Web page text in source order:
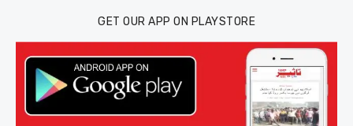
GET OUR APP ON PLAYSTORE